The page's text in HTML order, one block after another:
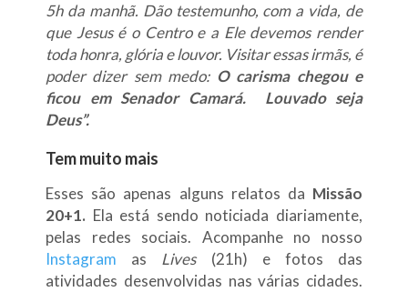
5h da manhã. Dão testemunho, com a vida, de
que Jesus é o Centro e a Ele devemos render
toda honra, glória e louvor. Visitar essas irmãs, é
poder dizer sem medo: O carisma chegou e
ficou em Senador Camará. Louvado seja
Deus”.
Tem muito mais
Esses são apenas alguns relatos da Missão
20+1. Ela está sendo noticiada diariamente,
pelas redes sociais. Acompanhe no nosso
Instagram as Lives(21h) e fotos das
atividades desenvolvidas nas várias cidades.